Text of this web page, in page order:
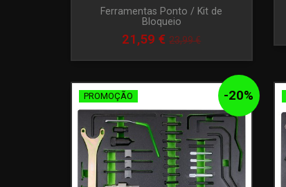
Ferramentas Ponto / Kit de
Bloqueio
21,59 €23,99 €
-20%
PROMOÇÃO